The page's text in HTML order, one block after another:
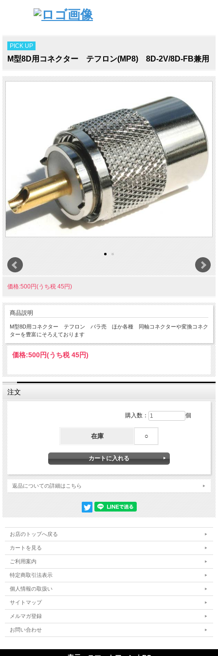
PICK UP
M型8D用コネクター テフロン(MP8) 8D-2V/8D-FB兼用
価格:500円(うち税 45円)
商品説明
M型8D用コネクター テフロン バラ売 ほか各種 同軸コネクターや変換コネク
ターを豊富にそろえております
価格:500円(うち税 45円)
注文
購入数： 個
在庫 ○
返品についての詳細はこちら
お店のトップへ戻る
カートを見る
ご利用案内
特定商取引法表示
個人情報の取扱い
サイトマップ
メルマガ登録
お問い合わせ